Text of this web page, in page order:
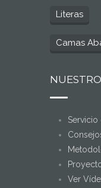
Literas
Camas
Ver